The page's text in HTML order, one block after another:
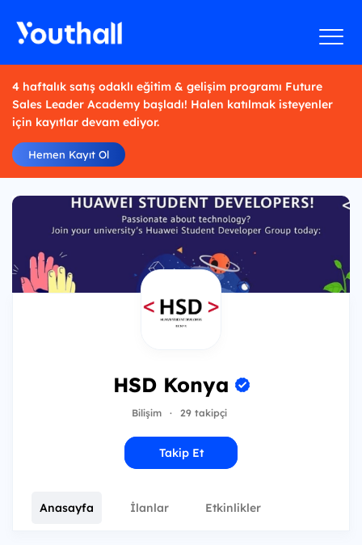
4 haftalık satış odaklı eğitim & gelişim programı Future
Sales Leader Academy başladı! Halen katılmak isteyenler
için kayıtlar devam ediyor.
Hemen Kayıt Ol
HSD Konya
Bilişim · 29 takipçi
Takip Et
Anasayfa İlanlar Etkinlikler